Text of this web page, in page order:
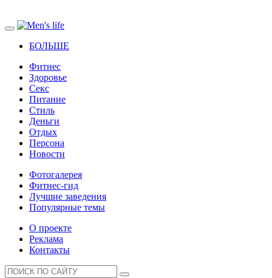
БОЛЬШЕ
Фитнес
Здоровье
Секс
Питание
Стиль
Деньги
Отдых
Персона
Новости
Фотогалерея
Фитнес-гид
Лучшие заведения
Популярные темы
О проекте
Реклама
Контакты